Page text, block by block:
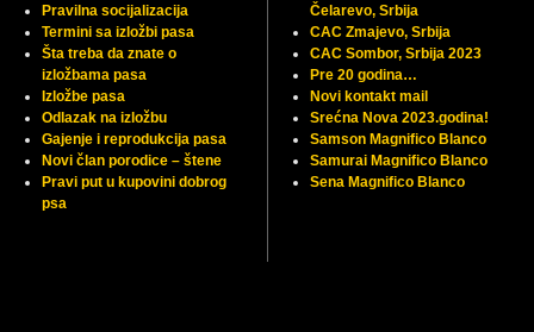
Pravilna socijalizacija
Termini sa izložbi pasa
Šta treba da znate o
izložbama pasa
Izložbe pasa
Odlazak na izložbu
Gajenje i reprodukcija pasa
Novi član porodice – štene
Pravi put u kupovini dobrog
psa
Čelarevo, Srbija
CAC Zmajevo, Srbija
CAC Sombor, Srbija 2023
Pre 20 godina…
Novi kontakt mail
Srećna Nova 2023.godina!
Samson Magnifico Blanco
Samurai Magnifico Blanco
Sena Magnifico Blanco